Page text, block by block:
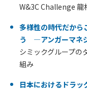
W&3C Challenge
多様性の時代だから
う ―アンガーマネ
シミックグループの
組み
日本におけるドラ